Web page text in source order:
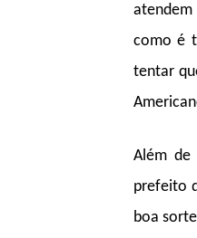
como é
tentar
Além
prefeito
boa